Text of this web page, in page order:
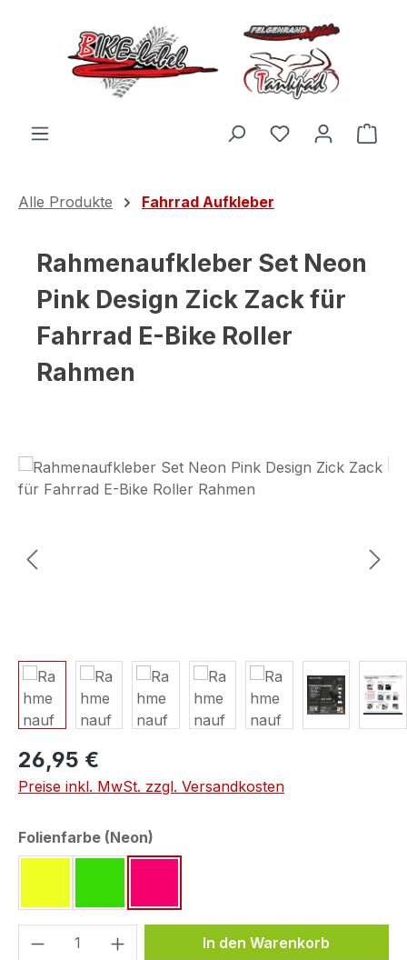
Zum Hauptinhalt springen
Du hast 0
Alle Produkte Fahrrad Aufkleber
Rahmenaufkleber Set Neon
Pink Design Zick Zack für
Fahrrad E-Bike Roller
Rahmen
Bildergalerie überspringen
26,95 €
Preise inkl. MwSt. zzgl. Versandkosten
Folienfarbe (Neon)
Produkt Anzahl: Gib denIn den Warenkorb